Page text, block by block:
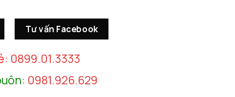
Tư vấn Facebook
0899.01.3333
0981.926.629